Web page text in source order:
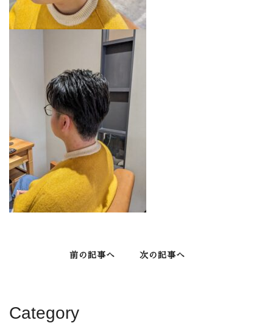
前の記事へ 次の記事へ
Category